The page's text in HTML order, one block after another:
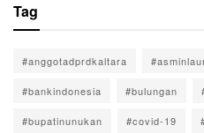
Tag
#anggotadprdkaltara
#bankindonesia #bulungan
#bupatinunukan #covid-19